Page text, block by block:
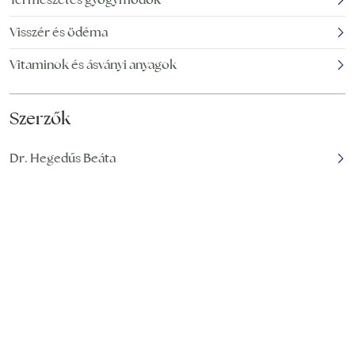
Visszér és ödéma
Vitaminok és ásványi anyagok
Szerzők
Dr. Hegedűs Beáta